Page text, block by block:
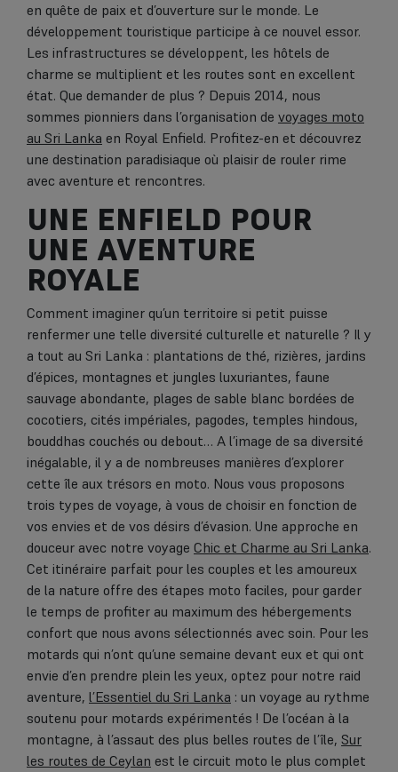
en quête de paix et d’ouverture sur le monde. Le
développement touristique participe à ce nouvel essor.
Les infrastructures se développent, les hôtels de
charme se multiplient et les routes sont en excellent
état. Que demander de plus ? Depuis 2014, nous
sommes pionniers dans l’organisation de voyages moto
au Sri Lanka en Royal Enfield. Profitez-en et découvrez
une destination paradisiaque où plaisir de rouler rime
avec aventure et rencontres.
UNE ENFIELD POUR
UNE AVENTURE
ROYALE
Comment imaginer qu’un territoire si petit puisse
renfermer une telle diversité culturelle et naturelle ? Il y
a tout au Sri Lanka : plantations de thé, rizières, jardins
d’épices, montagnes et jungles luxuriantes, faune
sauvage abondante, plages de sable blanc bordées de
cocotiers, cités impériales, pagodes, temples hindous,
bouddhas couchés ou debout… A l’image de sa diversité
inégalable, il y a de nombreuses manières d’explorer
cette île aux trésors en moto. Nous vous proposons
trois types de voyage, à vous de choisir en fonction de
vos envies et de vos désirs d’évasion. Une approche en
douceur avec notre voyage Chic et Charme au Sri Lanka.
Cet itinéraire parfait pour les couples et les amoureux
de la nature offre des étapes moto faciles, pour garder
le temps de profiter au maximum des hébergements
confort que nous avons sélectionnés avec soin. Pour les
motards qui n’ont qu’une semaine devant eux et qui ont
envie d’en prendre plein les yeux, optez pour notre raid
aventure, l’Essentiel du Sri Lanka : un voyage au rythme
soutenu pour motards expérimentés ! De l’océan à la
montagne, à l’assaut des plus belles routes de l’île, Sur
les routes de Ceylan est le circuit moto le plus complet